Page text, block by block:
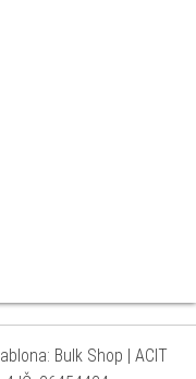
149 Kč.
129 Kč.
Bulk Shop
| ACIT